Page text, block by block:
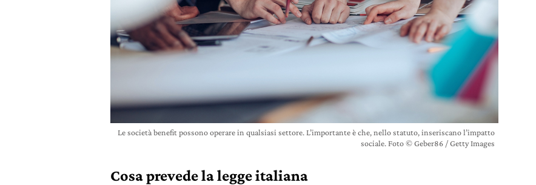
Le società benefit possono operare in qualsiasi settore. L’importante è che, nello statuto, inseriscano l’impatto
sociale. Foto © Geber86 / Getty Images
Cosa prevede la legge italiana